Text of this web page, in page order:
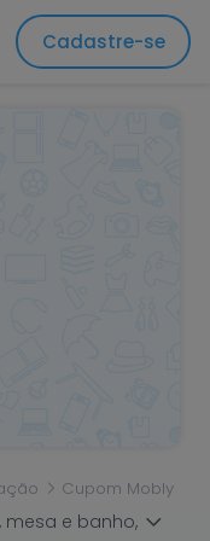
Cadastre-se
Cupom Mobly
e banho,